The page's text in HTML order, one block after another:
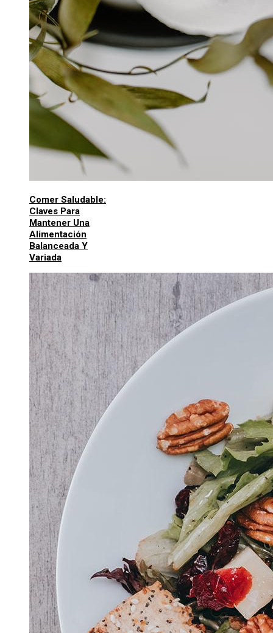
Comer Saludable:
Claves Para
Mantener Una
Alimentación
Balanceada Y
Variada